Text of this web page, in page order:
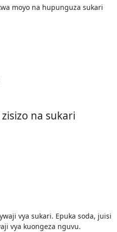
moyo na hupunguza sukari
na sukari
vya sukari. Epuka soda, juisi
vya kuongeza nguvu.